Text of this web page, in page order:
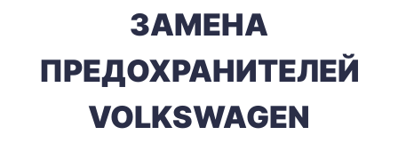
ЗАМЕНА
ПРЕДОХРАНИТЕЛЕЙ
VOLKSWAGEN